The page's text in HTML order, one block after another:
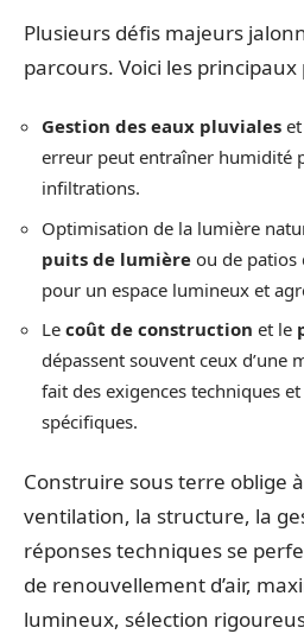
Plusieurs défis majeurs
parcours. Voici les
Gestion des eaux pluviales et
erreur peut entraîner humidité
infiltrations.
Optimisation de la lumière
puits de lumière ou de
pour un espace lumineux et
Le coût de construction et le
dépassent souvent ceux d’une
fait des exigences techniques
spécifiques.
Construire sous terre oblige
ventilation, la structure, la
réponses techniques se
de renouvellement d’air,
lumineux, sélection